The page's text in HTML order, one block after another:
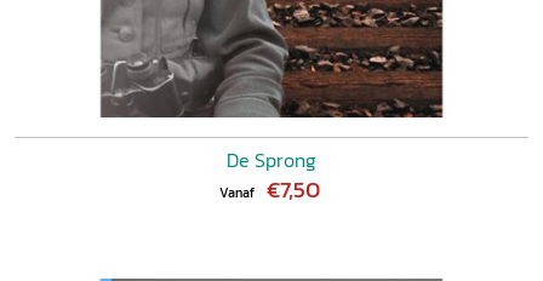
De Sprong
Vanaf €7,50